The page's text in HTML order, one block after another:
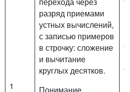
1
разряд приемами
устных вычислений,
с записью примеров
в строчку: сложение
и вычитание
круглых десятков.